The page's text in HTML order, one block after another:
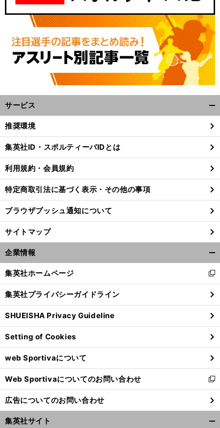
サービス
閉
る
推奨環境
集英社ID・スポルティーバIDとは
利用規約・会員規約
特定商取引法に基づく表示・その他の事項
ブラウザプッシュ通知について
サイトマップ
企業情報
閉
る
集英社ホームページ
新
し
い
ウ
ィ
ン
ド
ウ
で
開
く
集英社プライバシーガイドライン
SHUEISHA Privacy Guideline
Setting of Cookies
web Sportivaについて
Web Sportivaについてのお問い合わせ
新
し
い
ウ
ィ
広告についてのお問い合わせ
集英社サイト